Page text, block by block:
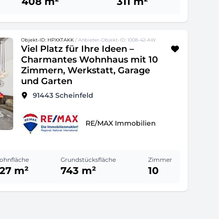
Objekt-ID: HPXXTAKK / Anbieter-Objekt-ID: 1008-42-AW
Viel Platz für Ihre Ideen –
Charmantes Wohnhaus mit 10
Zimmern, Werkstatt, Garage
und Garten
91443 Scheinfeld
RE/MAX Immobilien
m²
Grundstücksfläche
743 m²
Zimmer
10